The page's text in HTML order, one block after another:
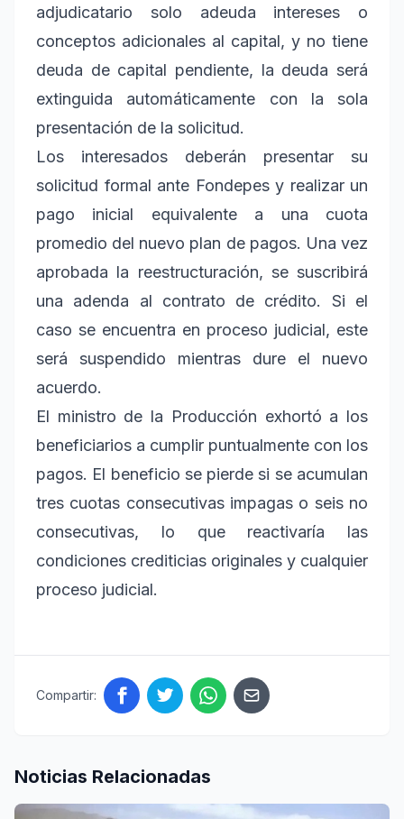
adjudicatario solo adeuda intereses o
conceptos adicionales al capital, y no tiene
deuda de capital pendiente, la deuda será
extinguida automáticamente con la sola
presentación de la solicitud.
Los interesados deberán presentar su
solicitud formal ante Fondepes y realizar un
pago inicial equivalente a una cuota
promedio del nuevo plan de pagos. Una vez
aprobada la reestructuración, se suscribirá
una adenda al contrato de crédito. Si el
caso se encuentra en proceso judicial, este
será suspendido mientras dure el nuevo
acuerdo.
El ministro de la Producción exhortó a los
beneficiarios a cumplir puntualmente con los
pagos. El beneficio se pierde si se acumulan
tres cuotas consecutivas impagas o seis no
consecutivas, lo que reactivaría las
condiciones crediticias originales y cualquier
proceso judicial.
Compartir:
Noticias Relacionadas